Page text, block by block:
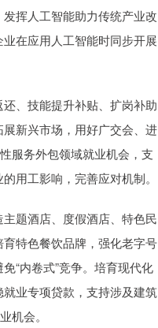
挥人工智能助力传统产业改
在应用人工智能时同步开展
、技能提升补贴、扩岗补助
新兴市场，用好广交会、进
服务外包领域就业机会，支
用工影响，完善应对机制。
题酒店、度假酒店、特色民
特色餐饮品牌，强化老字号
“内卷式”竞争。培育现代化
业专项贷款，支持涉及建筑
机会。